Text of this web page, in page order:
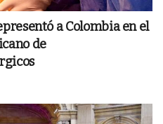
a Colombia en el
de